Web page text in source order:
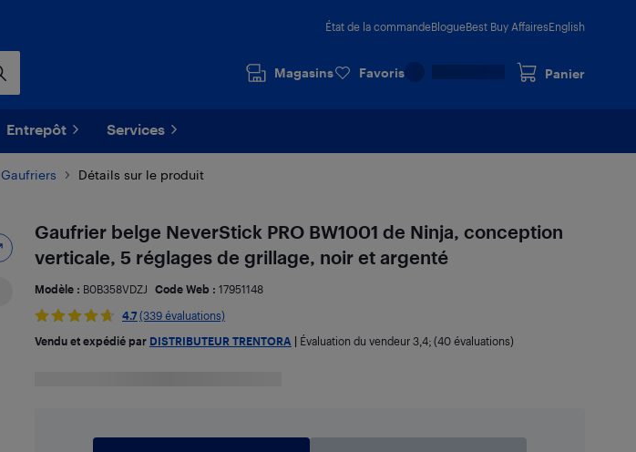
État de la commandeBlogueBest Buy AffairesEnglish
Magasins Favoris Panier
Entrepôt Services
Gaufriers Détails sur le produit
Gaufrier belge NeverStick PRO BW1001 de Ninja, conception
verticale, 5 réglages de grillage, noir et argenté
Modèle : B0B358VDZJ Code Web : 17951148
4.7 (339 évaluations)
Vendu et expédié par DISTRIBUTEUR TRENTORA Évaluation du vendeur 3,4; (40 évaluations)